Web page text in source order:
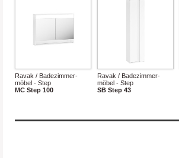
Ravak / Badezimmer-
möbel - Step
MC Step 100
Ravak / Badezimmer-
möbel - Step
SB Step 43